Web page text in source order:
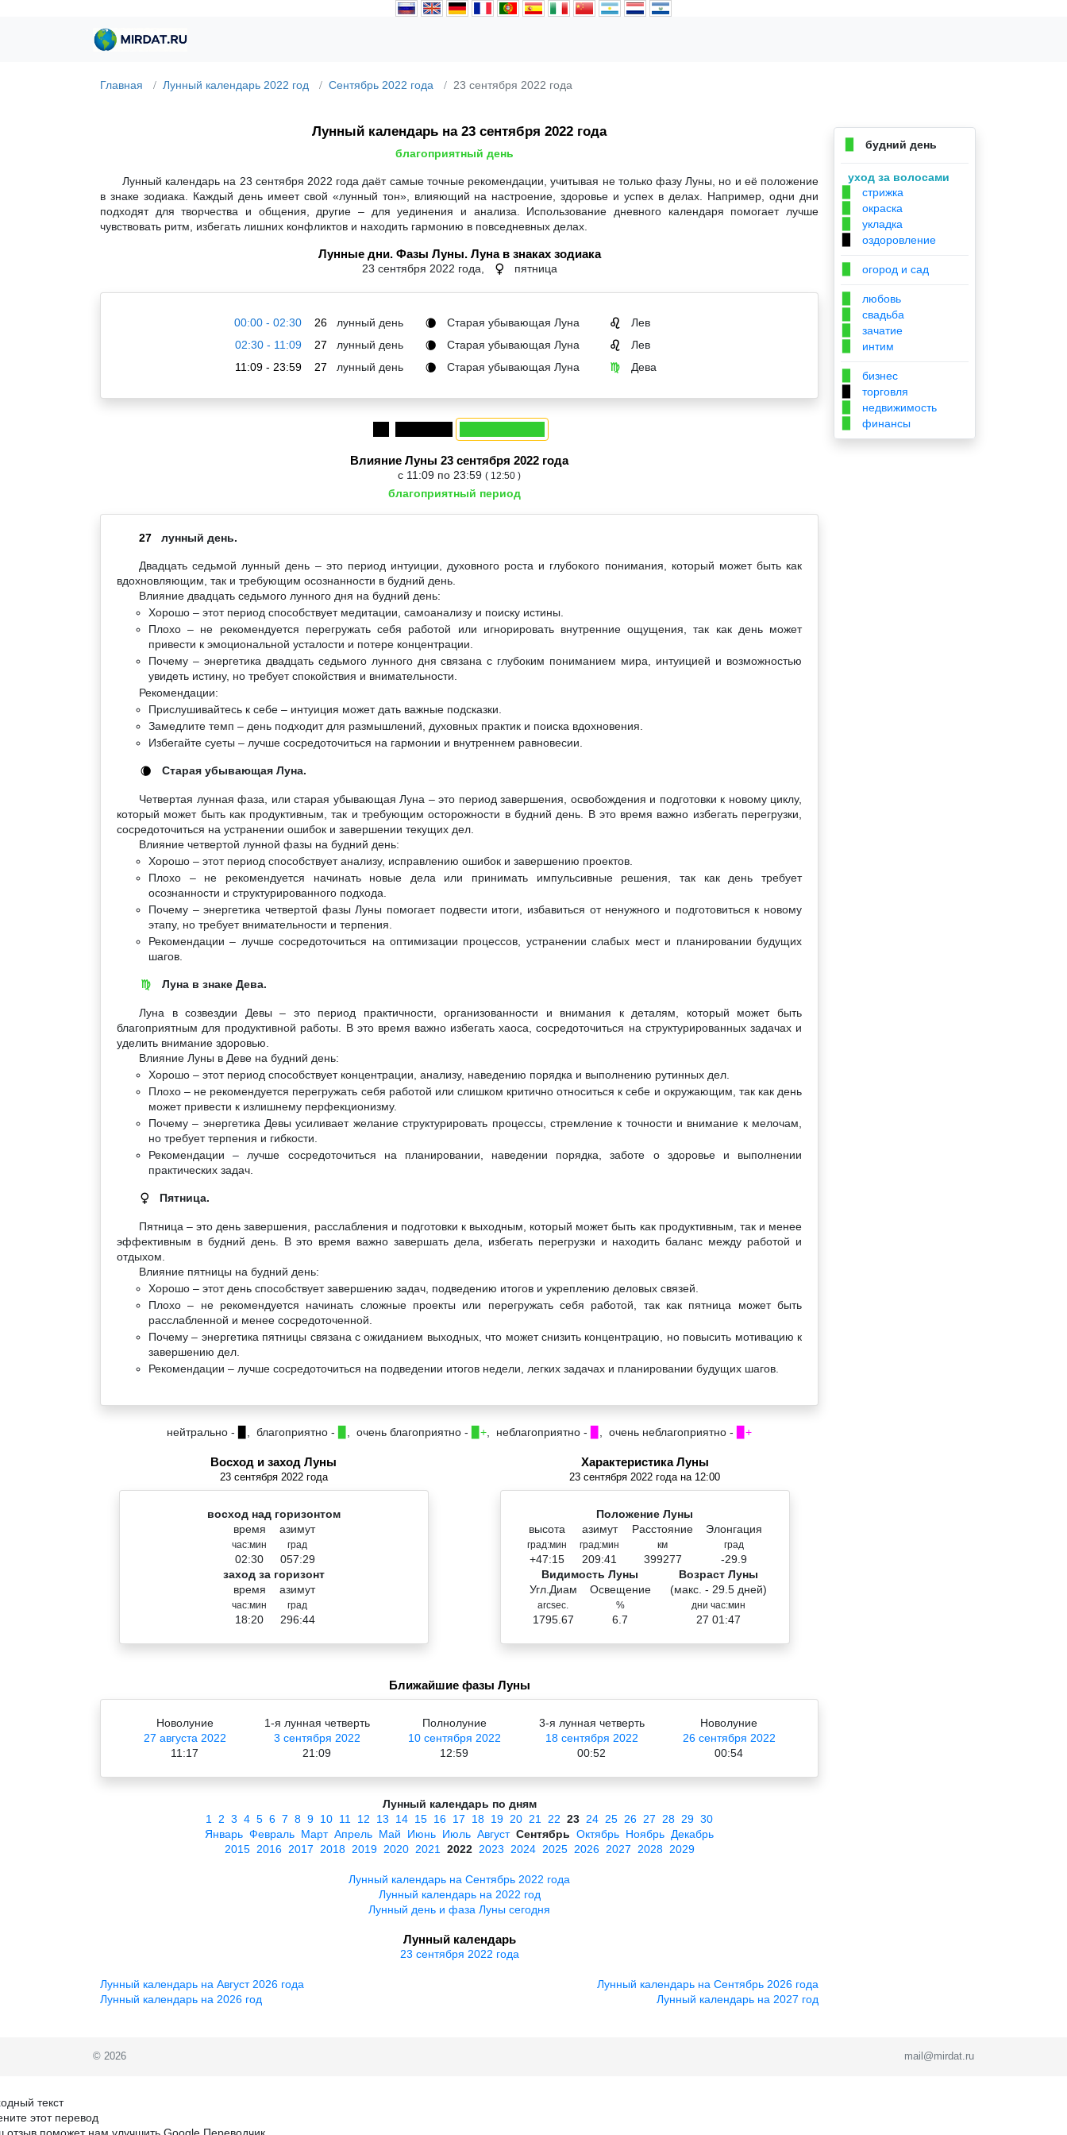
Главная Лунный календарь 2022 год Сентябрь 2022 года 23 сентября 2022 года
Лунный календарь на 23 сентября 2022 года
благоприятный день
Лунный календарь на 23 сентября 2022 года даёт самые точные рекомендации, учитывая не только фазу Луны, но и её положение
в знаке зодиака. Каждый день имеет свой «лунный тон», влияющий на настроение, здоровье и успех в делах. Например, одни дни
подходят для творчества и общения, другие – для уединения и анализа. Использование дневного календаря помогает лучше
чувствовать ритм, избегать лишних конфликтов и находить гармонию в повседневных делах.
Лунные дни. Фазы Луны. Луна в знаках зодиака
23 сентября 2022 года, ♀ пятница
00:00 - 02:30 26 лунный день 🌘 Старая убывающая Луна ♌
Лев
02:30 - 11:09
27 лунный день 🌘 Старая убывающая Луна ♌
Лев
11:09 - 23:59
27 лунный день 🌘 Старая убывающая Луна ♍ Дева
Влияние Луны 23 сентября 2022 года
с 11:09 по 23:59 ( 12:50 )
благоприятный период
27 лунный день.
Двадцать седьмой лунный день – это период интуиции, духовного роста и глубокого понимания, который может быть как
вдохновляющим, так и требующим осознанности в будний день.
Влияние двадцать седьмого лунного дня на будний день:
Хорошо – этот период способствует медитации, самоанализу и поиску истины.
Плохо – не рекомендуется перегружать себя работой или игнорировать внутренние ощущения, так как день может
привести к эмоциональной усталости и потере концентрации.
Почему – энергетика двадцать седьмого лунного дня связана с глубоким пониманием мира, интуицией и возможностью
увидеть истину, но требует спокойствия и внимательности.
Рекомендации:
Прислушивайтесь к себе – интуиция может дать важные подсказки.
Замедлите темп – день подходит для размышлений, духовных практик и поиска вдохновения.
Избегайте суеты – лучше сосредоточиться на гармонии и внутреннем равновесии.
🌘 Старая убывающая Луна.
Четвертая лунная фаза, или старая убывающая Луна – это период завершения, освобождения и подготовки к новому циклу,
который может быть как продуктивным, так и требующим осторожности в будний день. В это время важно избегать перегрузки,
сосредоточиться на устранении ошибок и завершении текущих дел.
Влияние четвертой лунной фазы на будний день:
Хорошо – этот период способствует анализу, исправлению ошибок и завершению проектов.
Плохо – не рекомендуется начинать новые дела или принимать импульсивные решения, так как день требует
осознанности и структурированного подхода.
Почему – энергетика четвертой фазы Луны помогает подвести итоги, избавиться от ненужного и подготовиться к новому
этапу, но требует внимательности и терпения.
Рекомендации – лучше сосредоточиться на оптимизации процессов, устранении слабых мест и планировании будущих
шагов.
♍ Луна в знаке Дева.
Луна в созвездии Девы – это период практичности, организованности и внимания к деталям, который может быть
благоприятным для продуктивной работы. В это время важно избегать хаоса, сосредоточиться на структурированных задачах и
уделить внимание здоровью.
Влияние Луны в Деве на будний день:
Хорошо – этот период способствует концентрации, анализу, наведению порядка и выполнению рутинных дел.
Плохо – не рекомендуется перегружать себя работой или слишком критично относиться к себе и окружающим, так как день
может привести к излишнему перфекционизму.
Почему – энергетика Девы усиливает желание структурировать процессы, стремление к точности и внимание к мелочам,
но требует терпения и гибкости.
Рекомендации – лучше сосредоточиться на планировании, наведении порядка, заботе о здоровье и выполнении
практических задач.
♀ Пятница.
Пятница – это день завершения, расслабления и подготовки к выходным, который может быть как продуктивным, так и менее
эффективным в будний день. В это время важно завершать дела, избегать перегрузки и находить баланс между работой и
отдыхом.
Влияние пятницы на будний день:
Хорошо – этот день способствует завершению задач, подведению итогов и укреплению деловых связей.
Плохо – не рекомендуется начинать сложные проекты или перегружать себя работой, так как пятница может быть
расслабленной и менее сосредоточенной.
Почему – энергетика пятницы связана с ожиданием выходных, что может снизить концентрацию, но повысить мотивацию к
завершению дел.
Рекомендации – лучше сосредоточиться на подведении итогов недели, легких задачах и планировании будущих шагов.
нейтрально - , благоприятно - , очень благоприятно - ▉+ , неблагоприятно - , очень неблагоприятно - ▉+
Восход и заход Луны
23 сентября 2022 года
восход над горизонтом
время
час:мин
02:30
азимут
град
057:29
заход за горизонт
время
час:мин
18:20
азимут
град
296:44
Характеристика Луны
23 сентября 2022 года на 12:00
Положение Луны
высота
град:мин
+47:15
азимут
град:мин
209:41
Расстояние
км
399277
Элонгация
град
-29.9
Видимость Луны
Угл.Диам
arcsec.
1795.67
Освещение
%
6.7
Возраст Луны
(макс. - 29.5 дней)
дни час:мин
27 01:47
Ближайшие фазы Луны
Новолуние
27 августа 2022
11:17
1-я лунная четверть
3 сентября 2022
21:09
Полнолуние
10 сентября 2022
12:59
3-я лунная четверть
18 сентября 2022
00:52
Новолуние
26 сентября 2022
00:54
Лунный календарь по дням
1
2 3 4 5 6 7 8 9 10 11 12 13 14 15 16 17 18 19 20 21 22 23 24 25 26 27 28 29 30
Январь Февраль Март Апрель Май Июнь Июль Август Сентябрь Октябрь Ноябрь Декабрь
2015 2016 2017 2018 2019 2020 2021 2022 2023 2024 2025 2026 2027 2028 2029
Лунный календарь на Сентябрь 2022 года
Лунный календарь на 2022 год
Лунный день и фаза Луны сегодня
Лунный календарь
23 сентября 2022 года
Лунный календарь на Август 2026 года
Лунный календарь на 2026 год
Лунный календарь на Сентябрь 2026 года
Лунный календарь на 2027 год
будний день
уход за волосами
стрижка
окраска
укладка
оздоровление
огород и сад
любовь
свадьба
зачатие
интим
бизнес
торговля
недвижимость
финансы
© 2026 mail@mirdat.ru
текст
этот перевод